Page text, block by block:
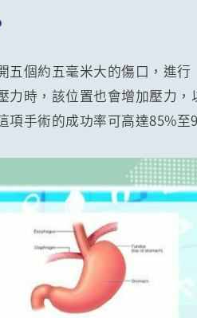
五個約五毫米大的傷口，進
力時，該位置也會增加壓力
手術的成功率可高達85%至